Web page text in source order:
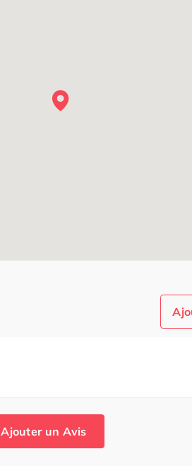
Ajouter un Avis